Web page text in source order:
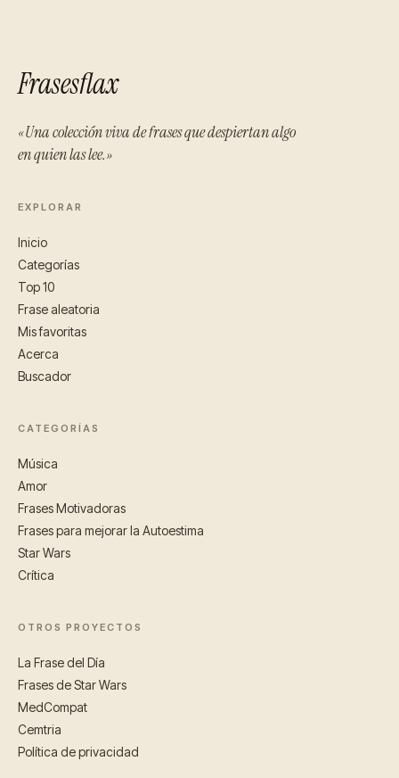
Frasesflax
«Una colección viva de frases que despiertan algo
en quien las lee.»
EXPLORAR
Inicio
Categorías
Top 10
Frase aleatoria
Mis favoritas
Acerca
Buscador
CATEGORÍAS
Música
Amor
Frases Motivadoras
Frases para mejorar la Autoestima
Star Wars
Crítica
OTROS PROYECTOS
La Frase del Día
Frases de Star Wars
MedCompat
Cemtria
Política de privacidad